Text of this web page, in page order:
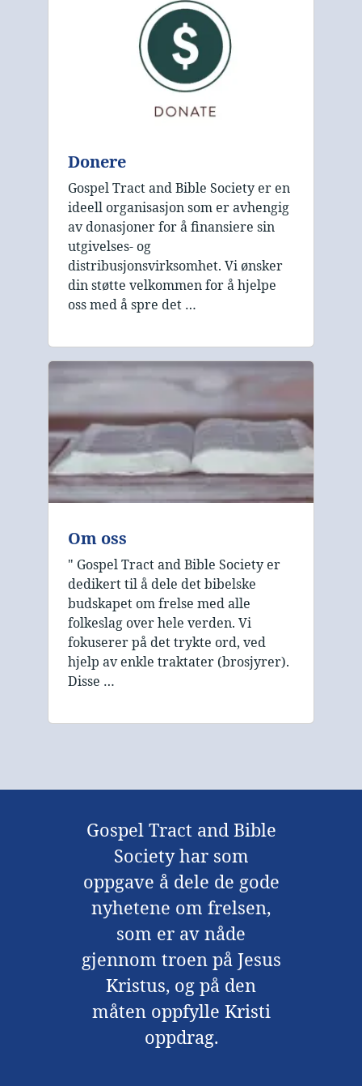
Donere
Gospel Tract and Bible Society er en
ideell organisasjon som er avhengig
av donasjoner for å finansiere sin
utgivelses- og
distribusjonsvirksomhet. Vi ønsker
din støtte velkommen for å hjelpe
oss med å spre det …
Om oss
" Gospel Tract and Bible Society er
dedikert til å dele det bibelske
budskapet om frelse med alle
folkeslag over hele verden. Vi
fokuserer på det trykte ord, ved
hjelp av enkle traktater (brosjyrer).
Disse …
Gospel Tract and Bible
Society har som
oppgave å dele de gode
nyhetene om frelsen,
som er av nåde
gjennom troen på Jesus
Kristus, og på den
måten oppfylle Kristi
oppdrag.